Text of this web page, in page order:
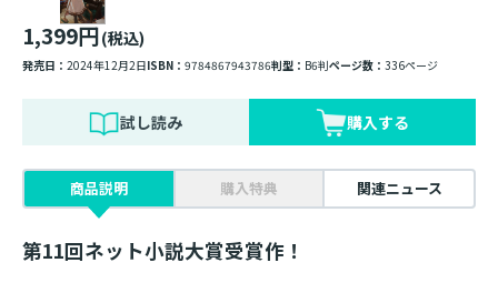
1,399円(税込)
発売日： 2024年12月2日ISBN： 9784867943786判型： B6判ページ数： 336ページ
試し読み 購入する
商品説明 購入特典 関連ニュース
第11回ネット小説大賞受賞作！